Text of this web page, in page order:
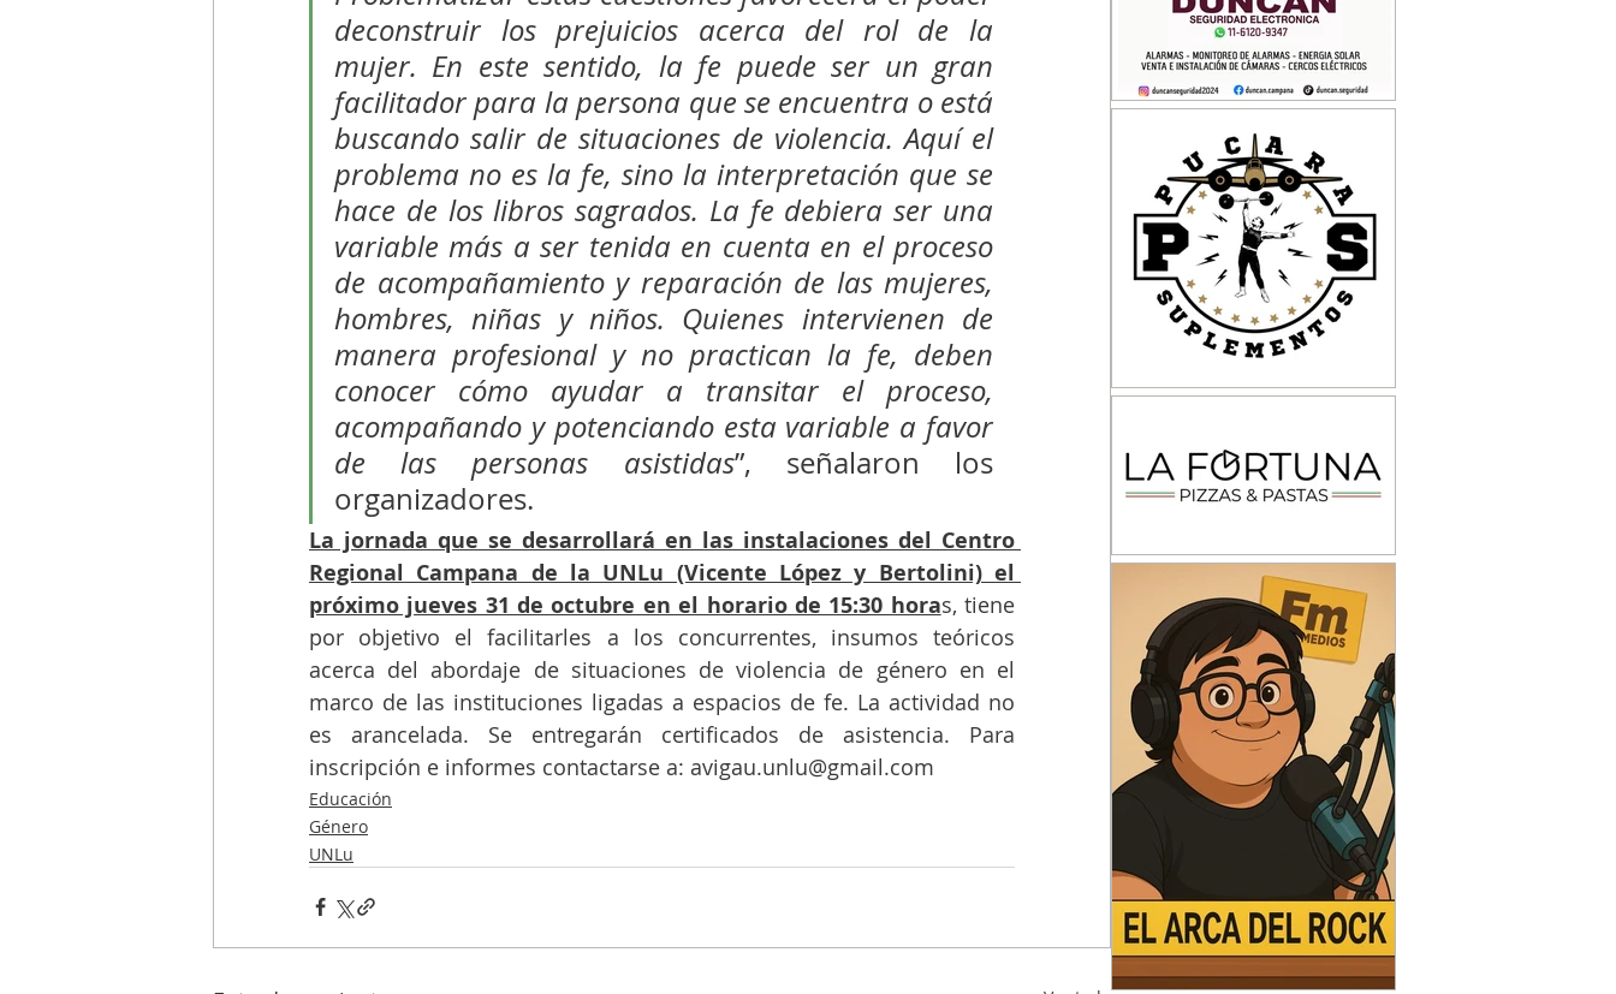
deconstruir los prejuicios acerca del rol de la
mujer. En este sentido, la fe puede ser un gran
facilitador para la persona que se encuentra o está
buscando salir de situaciones de violencia. Aquí el
problema no es la fe, sino la interpretación que se
hace de los libros sagrados. La fe debiera ser una
variable más a ser tenida en cuenta en el proceso
de acompañamiento y reparación de las mujeres,
hombres, niñas y niños. Quienes intervienen de
manera profesional y no practican la fe, deben
conocer cómo ayudar a transitar el proceso,
acompañando y potenciando esta variable a favor
de las personas asistidas”, señalaron los
organizadores.
La jornada que se desarrollará en las instalaciones del Centro
Regional Campana de la UNLu (Vicente López y Bertolini) el
próximo jueves 31 de octubre en el horario de 15:30 horas, tiene
por objetivo el facilitarles a los concurrentes, insumos teóricos
acerca del abordaje de situaciones de violencia de género en el
marco de las instituciones ligadas a espacios de fe. La actividad no
es arancelada. Se entregarán certificados de asistencia. Para
inscripción e informes contactarse a: avigau.unlu@gmail.com
Educación
Género
UNLu